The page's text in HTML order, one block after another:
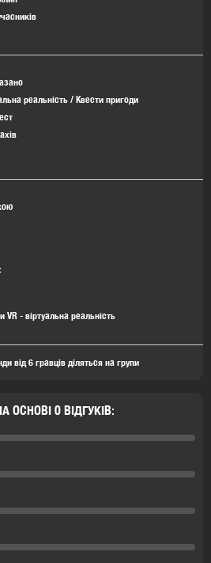
реальність / Квести пригоди
VR - віртуальна реальність
ОСНОВІ 0 ВІДГУКІВ:
від 6 гравців діляться на групи